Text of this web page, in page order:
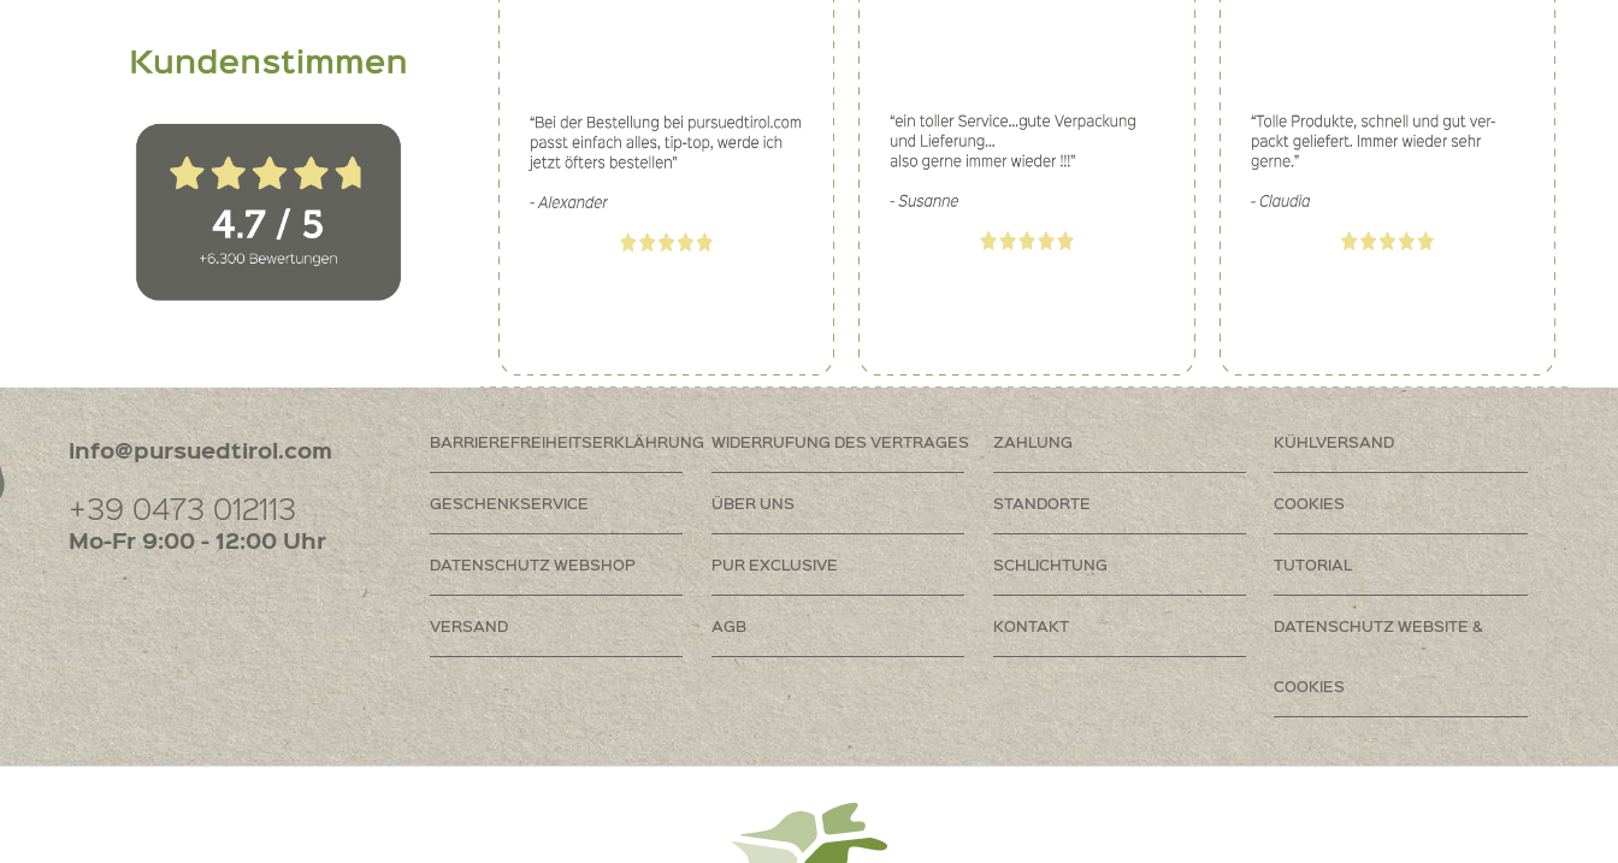
info@pursuedtirol.com
+39 0473 012113
Mo-Fr 9:00 - 12:00 Uhr
BARRIEREFREIHEITSERKLÄHRUNG WIDERRUFUNG DES VERTRAGES ZAHLUNG KÜHLVERSAND
GESCHENKSERVICE ÜBER UNS STANDORTE COOKIES
DATENSCHUTZ WEBSHOP PUR EXCLUSIVE SCHLICHTUNG TUTORIAL
VERSAND AGB KONTAKT DATENSCHUTZ WEBSITE &
COOKIES